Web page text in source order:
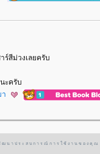
ร์สีม่วงเลยครับ
ะครับ
ฒนาประสบการณ์การใช้งานของคุณ